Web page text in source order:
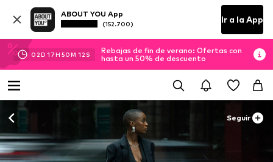
ABOUT YOU App
(152.700) Ir a la App
02D 17H 50M 09S
Rebajas de fin de verano: Ofertas con
hasta un 50% de descuento
Seguir